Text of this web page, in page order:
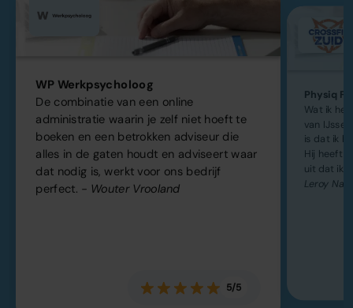
WP Werkpsycholoog
De combinatie van een online
administratie waarin je zelf niet hoeft te
boeken en een betrokken adviseur die
alles in de gaten houdt en adviseert waar
dat nodig is, werkt voor ons bedrijf
perfect. - Wouter Vrooland
5/5
Physiq
Wat ik
van
is dat ik
Hij heeft
uit dat ik
Leroy